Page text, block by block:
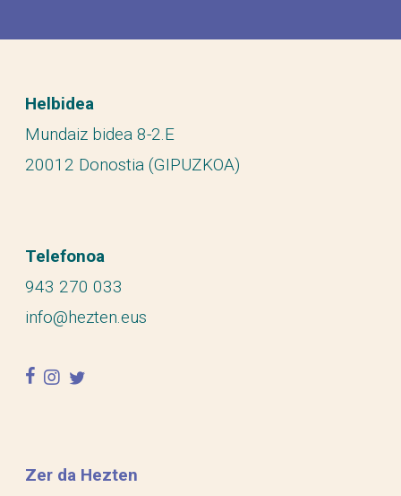
Helbidea
Mundaiz bidea 8-2.E
20012 Donostia (GIPUZKOA)
Telefonoa
943 270 033
info@hezten.eus
facebook
instagram
twitter
Zer da Hezten